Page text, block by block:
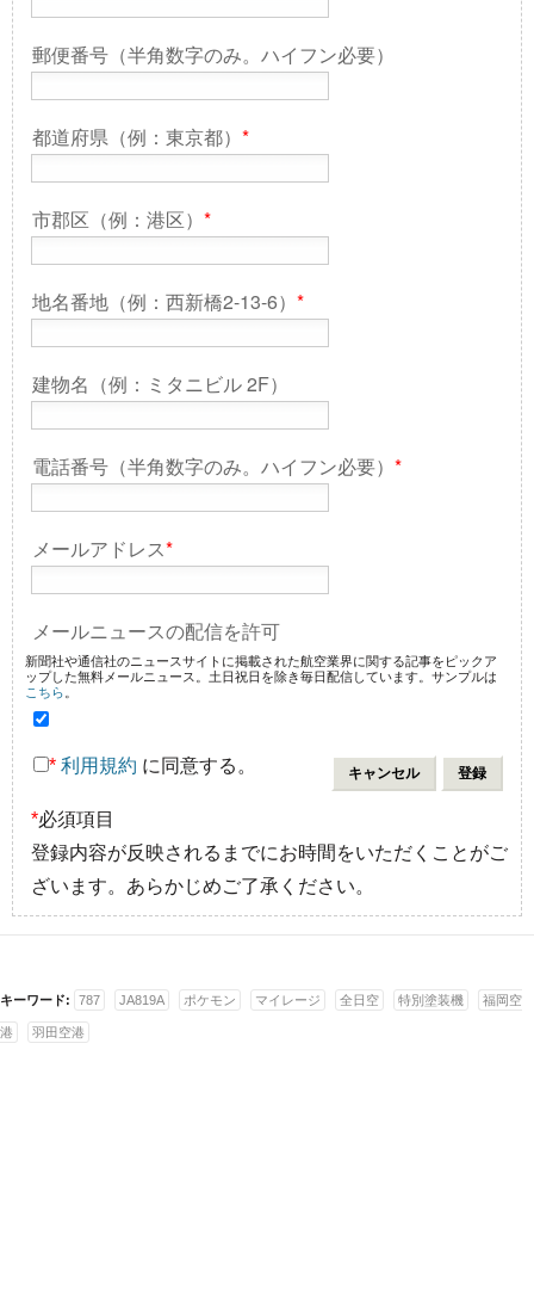
郵便番号（半角数字のみ。ハイフン必要）
都道府県（例：東京都） *
市郡区（例：港区） *
地名番地（例：西新橋2-13-6） *
建物名（例：ミタニビル 2F）
電話番号（半角数字のみ。ハイフン必要） *
メールアドレス*
メールニュースの配信を許可
新聞社や通信社のニュースサイトに掲載された航空業界に関する記事をピックア
ップした無料メールニュース。土日祝日を除き毎日配信しています。サンプルは
こちら
* 利用規約 に同意する。
*必須項目
登録内容が反映されるまでにお時間をいただくことがご
ざいます。あらかじめご了承ください。
キーワード: 787 JA819A ポケモン マイレージ 全日空 特別塗装機 福岡空
港 羽田空港